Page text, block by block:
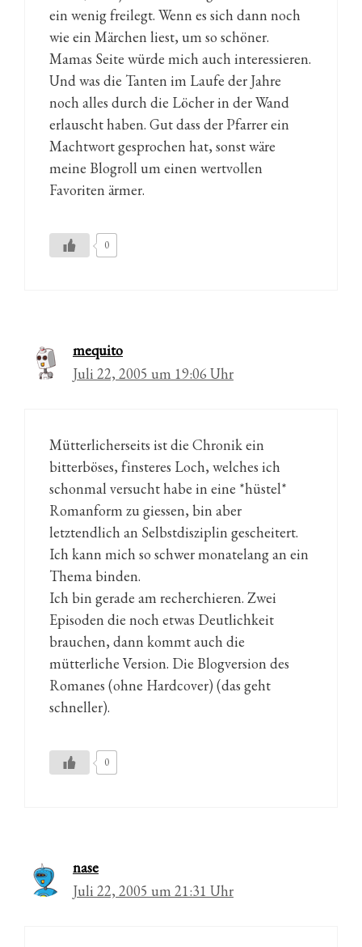
ein wenig freilegt. Wenn es sich dann noch
wie ein Märchen liest, um so schöner.
Mamas Seite würde mich auch interessieren.
Und was die Tanten im Laufe der Jahre
noch alles durch die Löcher in der Wand
erlauscht haben. Gut dass der Pfarrer ein
Machtwort gesprochen hat, sonst wäre
meine Blogroll um einen wertvollen
Favoriten ärmer.
0
mequito
Juli 22, 2005 um 19:06 Uhr
Mütterlicherseits ist die Chronik ein
bitterböses, finsteres Loch, welches ich
schonmal versucht habe in eine *hüstel*
Romanform zu giessen, bin aber
letztendlich an Selbstdisziplin gescheitert.
Ich kann mich so schwer monatelang an ein
Thema binden.
Ich bin gerade am recherchieren. Zwei
Episoden die noch etwas Deutlichkeit
brauchen, dann kommt auch die
mütterliche Version. Die Blogversion des
Romanes (ohne Hardcover) (das geht
schneller).
0
nase
Juli 22, 2005 um 21:31 Uhr